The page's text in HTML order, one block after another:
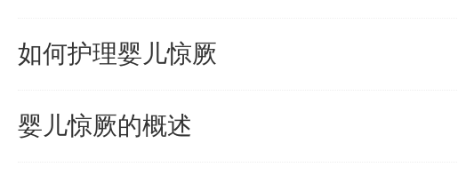
如何护理婴儿惊厥
婴儿惊厥的概述